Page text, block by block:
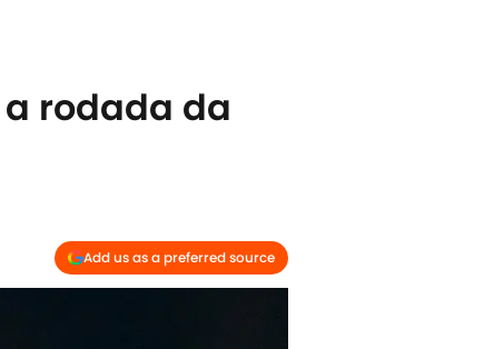
rodada da
Add us as a preferred source